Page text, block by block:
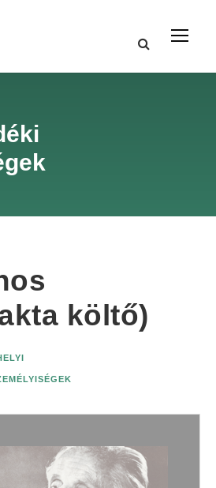
költő)